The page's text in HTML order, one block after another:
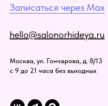
Записаться через Max
hello@salonorhideya.ru
Москва, ул. Гончарова, д. 8/13
с 9 до 21 часа без выходных